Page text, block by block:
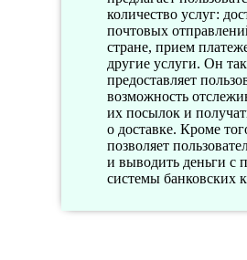
количество услуг:
почтовых
стране, прием
другие услуги. Он
предоставляет
возможность
их посылок и
о доставке. Кроме
позволяет
и выводить деньги с
системы банковских